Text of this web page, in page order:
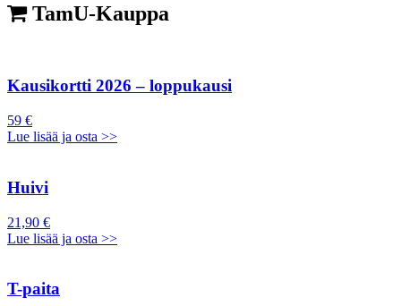
TamU-Kauppa
Kausikortti 2026 – loppukausi
59 €
Lue lisää ja osta >>
Huivi
21,90 €
Lue lisää ja osta >>
T-paita